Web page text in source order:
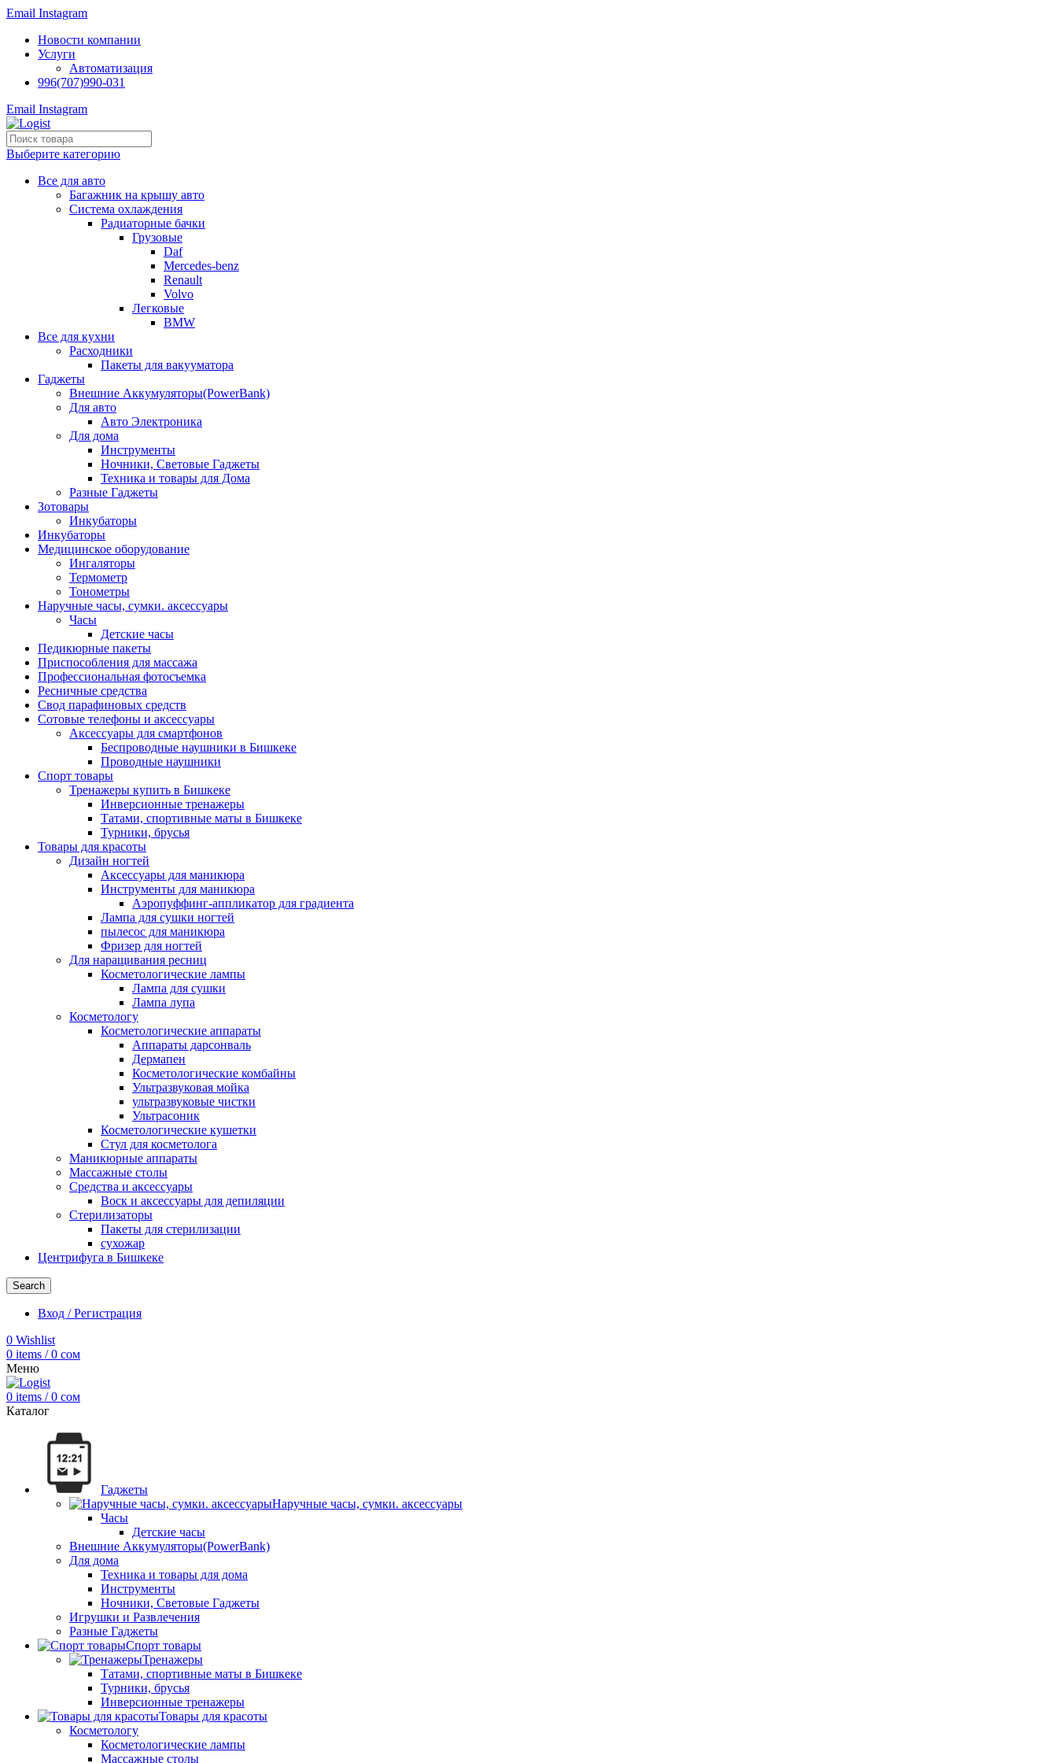
Email Instagram
Новости компании
Услуги
Автоматизация
996(707)990-031
Email Instagram
Выберите категорию
Все для авто
Багажник на крышу авто
Система охлаждения
Радиаторные бачки
Грузовые
Daf
Mercedes-benz
Renault
Volvo
Легковые
BMW
Все для кухни
Расходники
Пакеты для вакууматора
Гаджеты
Внешние Аккумуляторы(PowerBank)
Для авто
Авто Электроника
Для дома
Инструменты
Ночники, Световые Гаджеты
Техника и товары для Дома
Разные Гаджеты
Зотовары
Инкубаторы
Инкубаторы
Медицинское оборудование
Ингаляторы
Термометр
Тонометры
Наручные часы, сумки. аксессуары
Часы
Детские часы
Педикюрные пакеты
Приспособления для массажа
Профессиональная фотосъемка
Ресничные средства
Свод парафиновых средств
Сотовые телефоны и аксессуары
Аксессуары для смартфонов
Беспроводные наушники в Бишкеке
Проводные наушники
Спорт товары
Тренажеры купить в Бишкеке
Инверсионные тренажеры
Татами, спортивные маты в Бишкеке
Турники, брусья
Товары для красоты
Дизайн ногтей
Аксессуары для маникюра
Инструменты для маникюра
Аэропуффинг-аппликатор для градиента
Лампа для сушки ногтей
пылесос для маникюра
Фризер для ногтей
Для наращивания ресниц
Косметологические лампы
Лампа для сушки
Лампа лупа
Косметологу
Косметологические аппараты
Аппараты дарсонваль
Дермапен
Косметологические комбайны
Ультразвуковая мойка
ультразвуковые чистки
Ультрасоник
Косметологические кушетки
Стул для косметолога
Маникюрные аппараты
Массажные столы
Средства и аксессуары
Воск и аксессуары для депиляции
Стерилизаторы
Пакеты для стерилизации
сухожар
Центрифуга в Бишкеке
Search
Вход / Регистрация
0 Wishlist
0 items / 0 сом
Меню
0 items / 0 сом
Каталог
Гаджеты
Наручные часы, сумки. аксессуары
Часы
Детские часы
Внешние Аккумуляторы(PowerBank)
Для дома
Техника и товары для дома
Инструменты
Ночники, Световые Гаджеты
Игрушки и Развлечения
Разные Гаджеты
Спорт товары
Тренажеры
Татами, спортивные маты в Бишкеке
Турники, брусья
Инверсионные тренажеры
Товары для красоты
Косметологу
Косметологические лампы
Массажные столы